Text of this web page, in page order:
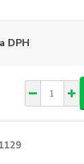
DPH